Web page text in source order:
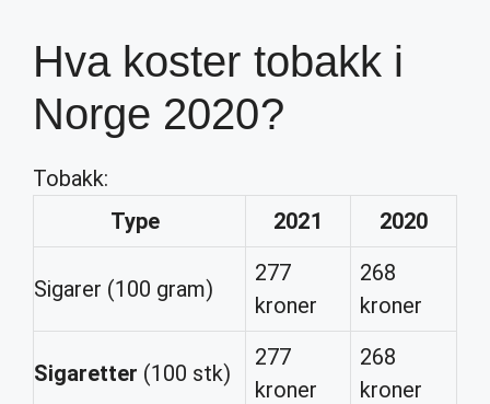
Hva koster tobakk i
Norge 2020?
Tobakk:
Type
2021 2020
Sigarer (100 gram)
277
kroner
268
kroner
Sigaretter (100 stk)
277
kroner
268
kroner